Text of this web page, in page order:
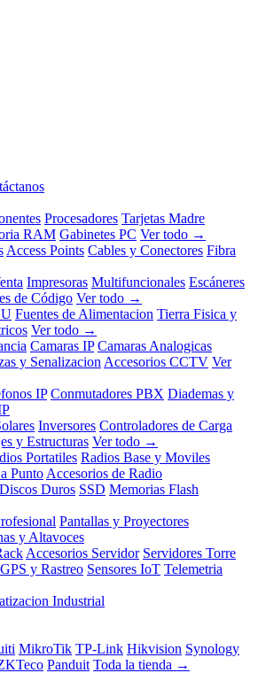
Procesadores Tarjetas Madre
RAM Gabinetes PC Ver todo →
Access Points Cables y Conectores Fibra
Impresoras Multifuncionales Escáneres
de Código Ver todo →
Fuentes de Alimentacion Tierra Fisica y
Ver todo →
Camaras IP Camaras Analogicas
y Senalizacion Accesorios CCTV Ver
IP Conmutadores PBX Diademas y
Inversores Controladores de Carga
y Estructuras Ver todo →
Portatiles Radios Base y Moviles
Punto Accesorios de Radio
Discos Duros SSD Memorias Flash
Pantallas y Proyectores
y Altavoces
Accesorios Servidor Servidores Torre
GPS y Rastreo Sensores IoT Telemetria
Industrial
MikroTik TP-Link Hikvision Synology
Panduit Toda la tienda →